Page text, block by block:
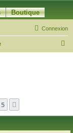
Boutique
Connexion
c
5